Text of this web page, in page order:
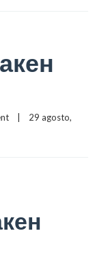
    |    29 agosto,